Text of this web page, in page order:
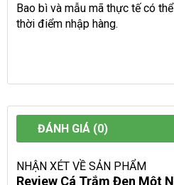
Bao bì và mẫu mã thực tế có
thời điểm nhập hàng.
ĐÁNH GIÁ (0)
NHẬN XÉT VỀ SẢN PHẨM
Review Cá Trắm Đen Một